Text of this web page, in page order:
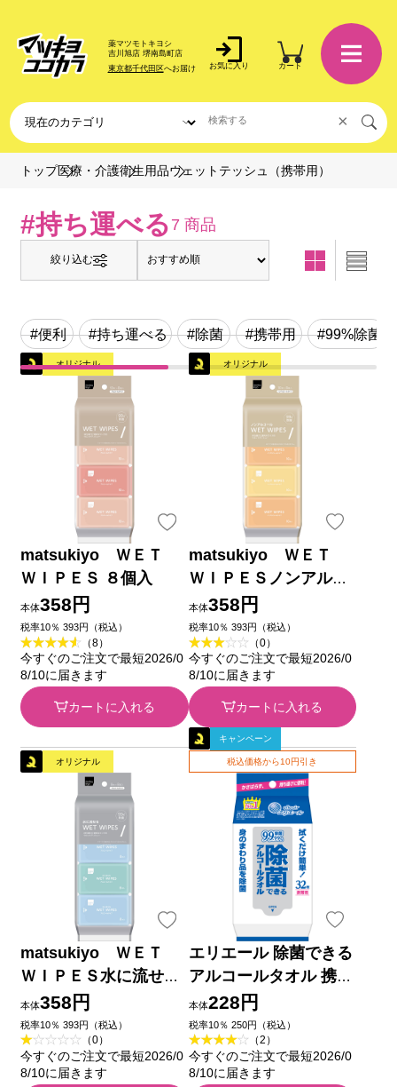
薬マツモトキヨシ
吉川旭店 堺南島町店
東京都千代田区へお届け お気に入り カート
×
トップ医療・介護衛生用品ウェットテッシュ（携帯用）
#持ち運べる7 商品
絞り込む
#便利 #持ち運べる #除菌 #携帯用 #99%除菌
オリジナル
matsukiyo ＷＥＴ
ＷＩＰＥＳ ８個入
本体358円
税率10％ 393円（税込）
（8）
今すぐのご注文で最短2026/0
8/10に届きます
カートに入れる
オリジナル
matsukiyo ＷＥＴ
ＷＩＰＥＳノンアルコ
ールタイプ ８個入
本体358円
税率10％ 393円（税込）
（0）
今すぐのご注文で最短2026/0
8/10に届きます
カートに入れる
オリジナル
matsukiyo ＷＥＴ
ＷＩＰＥＳ水に流せる
タイプ ８個入
本体358円
税率10％ 393円（税込）
（0）
今すぐのご注文で最短2026/0
8/10に届きます
キャンペーン
税込価格から10円引き
エリエール 除菌できる
アルコールタオル 携帯
用 ３２枚携帯用 大王
製紙
本体228円
税率10％ 250円（税込）
（2）
今すぐのご注文で最短2026/0
8/10に届きます